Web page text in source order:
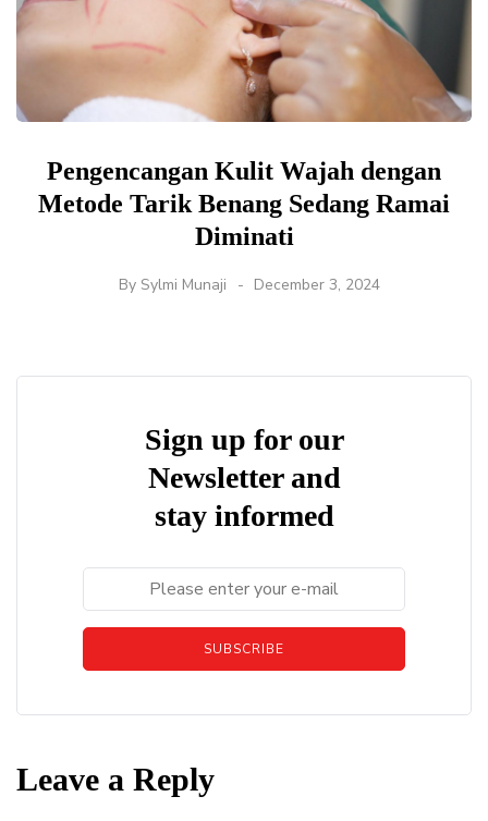
Pengencangan Kulit Wajah dengan
Metode Tarik Benang Sedang Ramai
Diminati
By Sylmi Munaji December 3, 2024
Sign up for our
Newsletter and
stay informed
SUBSCRIBE
Leave a Reply